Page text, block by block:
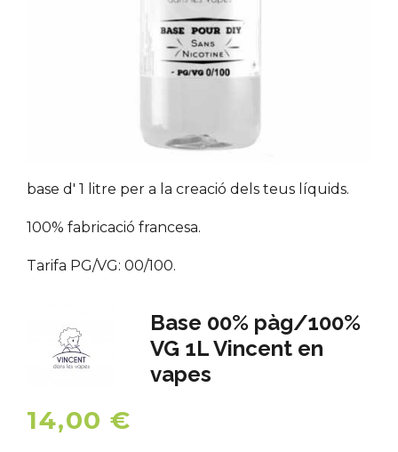
base d' 1 litre per a la creació dels teus líquids.
100% fabricació francesa.
Tarifa PG/VG: 00/100.
Base 00% pàg/100%
VG 1L Vincent en
vapes
14,00 €